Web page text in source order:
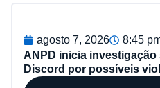
agosto 7, 2026
8:45
ANPD inicia investigação
Discord por possíveis